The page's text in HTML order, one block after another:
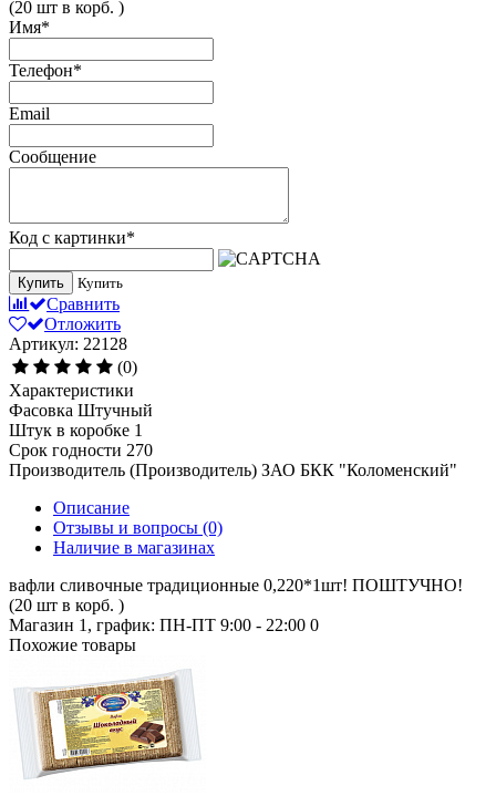
(20 шт в корб. )
Имя*
Телефон*
Email
Сообщение
Код с картинки*
Купить Купить
Сравнить
Отложить
Артикул: 22128
(0)
Характеристики
Фасовка Штучный
Штук в коробке 1
Срок годности 270
Производитель (Производитель) ЗАО БКК "Коломенский"
Описание
Отзывы и вопросы (0)
Наличие в магазинах
вафли сливочные традиционные 0,220*1шт! ПОШТУЧНО!
(20 шт в корб. )
Магазин 1, график: ПН-ПТ 9:00 - 22:00 0
Похожие товары